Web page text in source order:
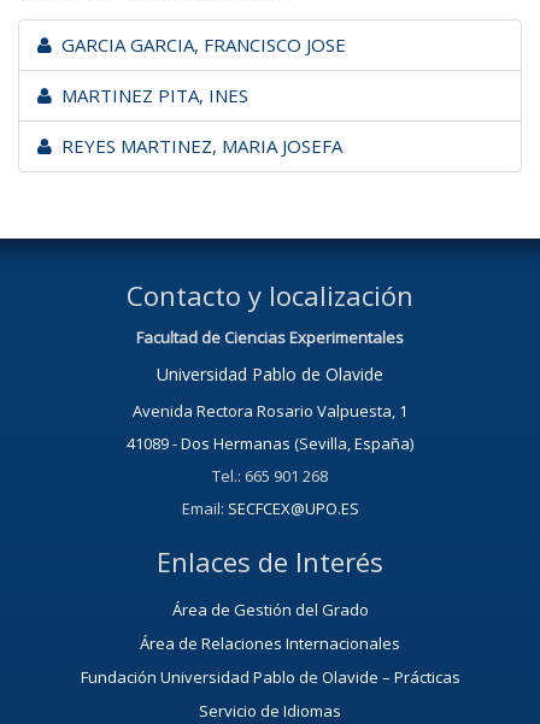
GARCIA GARCIA, FRANCISCO JOSE
MARTINEZ PITA, INES
REYES MARTINEZ, MARIA JOSEFA
Contacto y localización
Facultad de Ciencias Experimentales
Universidad Pablo de Olavide
Avenida Rectora Rosario Valpuesta, 1
41089 - Dos Hermanas (Sevilla, España)
Tel.: 665 901 268
Email: SECFCEX@UPO.ES
Enlaces de Interés
Área de Gestión del Grado
Área de Relaciones Internacionales
Fundación Universidad Pablo de Olavide – Prácticas
Servicio de Idiomas